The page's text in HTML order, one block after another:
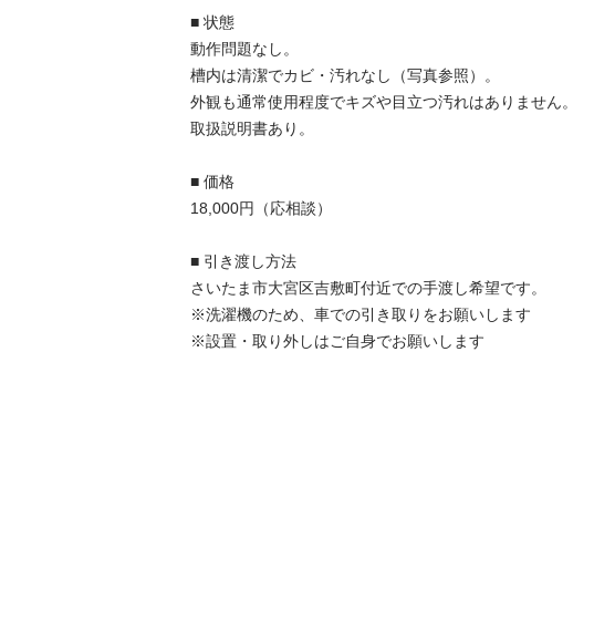
■ 状態
動作問題なし。
槽内は清潔でカビ・汚れなし（写真参照）。
外観も通常使用程度でキズや目立つ汚れはありません。
取扱説明書あり。
■ 価格
18,000円（応相談）
■ 引き渡し方法
さいたま市大宮区吉敷町付近での手渡し希望です。
※洗濯機のため、車での引き取りをお願いします
※設置・取り外しはご自身でお願いします